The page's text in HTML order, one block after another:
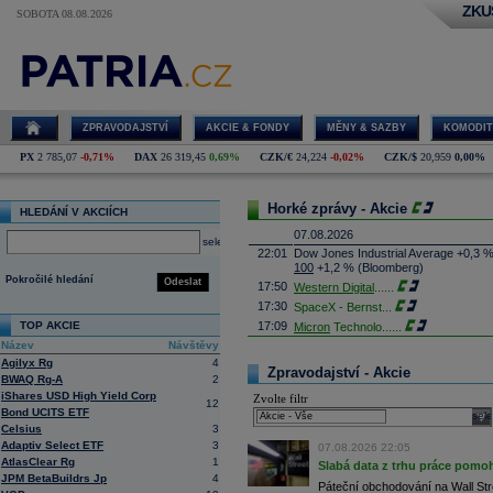
SOBOTA 08.08.2026
ZPRAVODAJSTVÍ AKCIE & FONDY MĚNY & SAZBY
PX 2 785,07 -0,71% DAX 26 319,45 0,69% CZK/€ 24,224 -0,02% CZK/$ 20,959 0,00%
HLEDÁNÍ V AKCIÍCH
select
Odeslat
Pokročilé hledání
TOP AKCIE
Název
Návštěvy
Agilyx Rg
4
BWAQ Rg-A
2
iShares USD High Yield Corp
Bond UCITS ETF
12
Celsius
3
Adaptiv Select ETF
3
AtlasClear Rg
1
JPM BetaBuildrs Jp
4
Horké zprávy - Akcie
07.08.2026
22:01
Dow Jones Industrial Average +0,3
100 +1,2 % (Bloomberg)
17:50 Western Digital
17:30 SpaceX - Bernst
17:09 Micron Technolo
16:26
Objem obchodů s akciemi na
obchodů za poslední rok je 0,665
16:23 Zvýšení výroby balistických střel
nějakou dobu potrvá. Agentuře
Armin Papperger. Společná výroba
doplnit arzenál Spojeným státům,
(ČTK)
16:07 Conocophillips
Zpravodajství - Akcie
Zvolte filtr
07.08.2026 22:05
Slabá data z trhu práce
Páteční obchodování na Wall